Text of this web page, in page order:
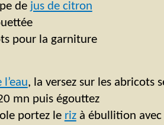
de jus de citron
pour la garniture
, la versez sur les abricots
mn puis égouttez
portez le rizà ébullition avec